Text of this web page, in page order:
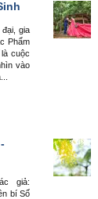
gia
Phẩm
cuộc
vào
giả:
bí Số